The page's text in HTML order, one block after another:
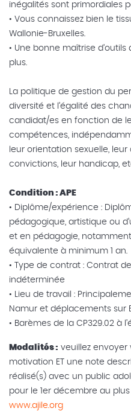
inégalités sont primordiales
• Vous connaissez bien le
Wallonie-Bruxelles.
• Une bonne maîtrise
plus.
La politique de gestion du
diversité et l’égalité des
candidat/es en fonction de
compétences,
leur orientation sexuelle,
convictions, leur handicap,
Condition : APE
• Diplôme/expérience :
pédagogique, artistique ou
et en pédagogie,
équivalente à minimum 1 an.
• Type de contrat : Contrat
indéterminée
• Lieu de travail :
Namur et déplacements sur
• Barèmes de la CP329.02 à
Modalités : veuillez envoyer
motivation ET une note
réalisé(s) avec un public
pour le 1er décembre au plus
www.ajile.org